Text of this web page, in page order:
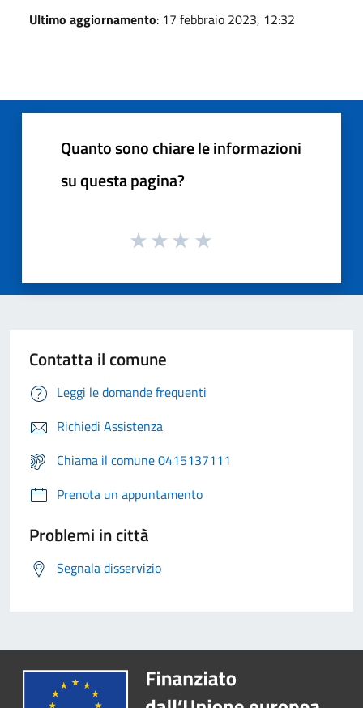
Ultimo aggiornamento: 17 febbraio 2023, 12:32
Quanto sono chiare le informazioni
su questa pagina?
Contatta il comune
Leggi le domande frequenti
Richiedi Assistenza
Chiama il comune 0415137111
Prenota un appuntamento
Problemi in città
Segnala disservizio